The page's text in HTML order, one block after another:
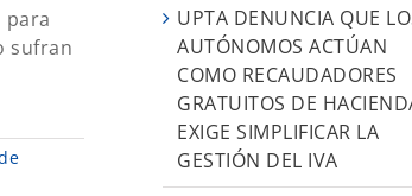
para
sufran
UPTA DENUNCIA QUE
AUTÓNOMOS ACTÚAN
COMO RECAUDADORES
GRATUITOS DE
EXIGE SIMPLIFICAR LA
GESTIÓN DEL IVA